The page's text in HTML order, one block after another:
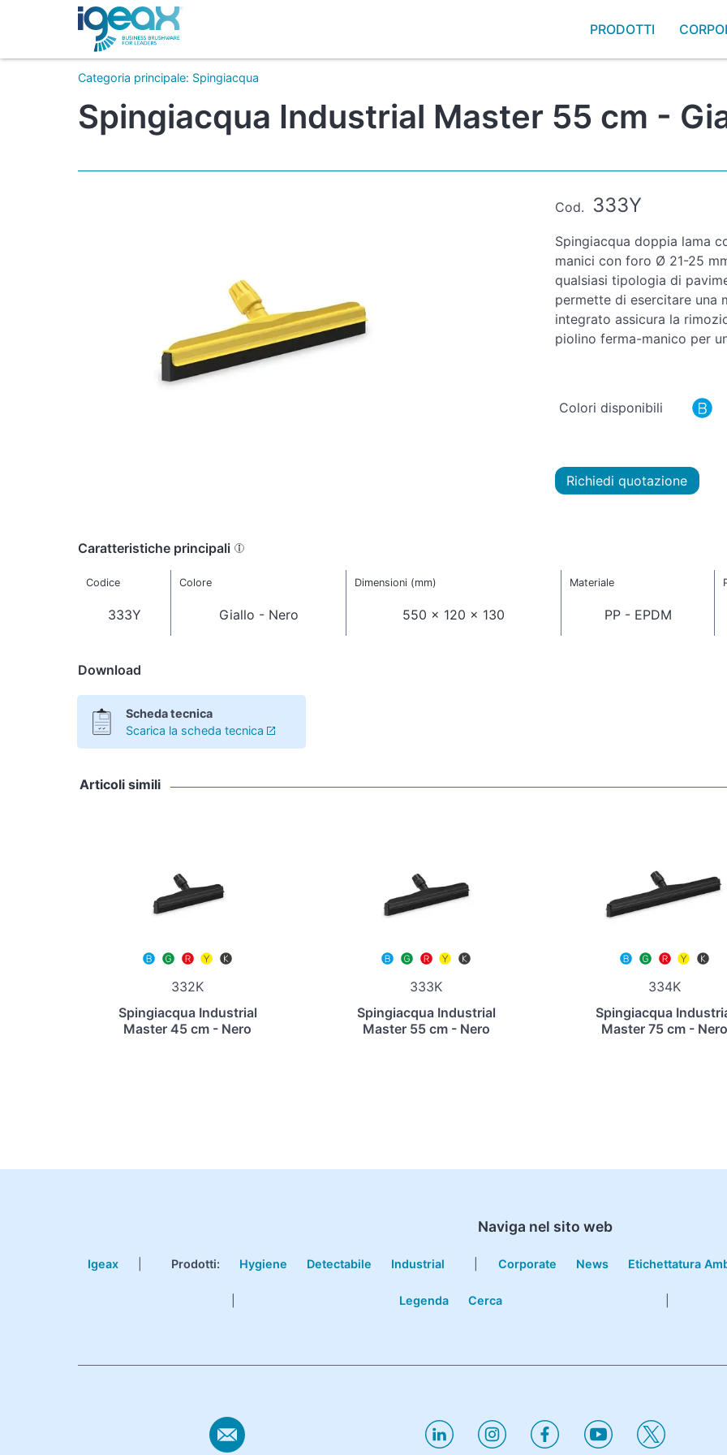
PRODOTTI
Categoria principale: Spingiacqua
Spingiacqua Industrial Master 55 cm -
Cod. 333Y
Spingiacqua doppia lama
manici con foro Ø 21-25
qualsiasi tipologia di
permette di esercitare una
integrato assicura la
piolino ferma-manico per
Colori disponibili
Richiedi quotazione
Caratteristiche principali
Codice Colore Dimensioni (mm) Materiale
333Y Giallo - Nero 550 x 120 x 130 PP - EPDM
Download
Scheda tecnica
Scarica la scheda tecnica
Articoli simili
332K
Spingiacqua Industrial
Master 45 cm - Nero
333K
Spingiacqua Industrial
Master 55 cm - Nero
334K
Spingiacqua
Master 75 cm - Nero
Naviga nel sito web
Igeax Prodotti: Hygiene Detectabile Industrial Corporate News Etichettatura
Legenda Cerca